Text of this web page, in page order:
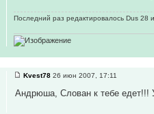
Последний раз редактировалось Dus 28
Kvest78 26 июн 2007, 17:11
Андрюша, Слован к тебе едет!!!